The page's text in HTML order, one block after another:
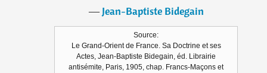
―Jean-Baptiste Bidegain
Source:
Le Grand-Orient de France. Sa Doctrine et ses
Actes, Jean-Baptiste Bidegain, éd. Librairie
antisémite, Paris, 1905, chap. Francs-Maçons et